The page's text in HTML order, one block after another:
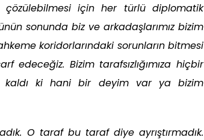
çözülebilmesi için her türlü diplomatik
sonunda biz ve arkadaşlarımız bizim
koridorlarındaki sorunların bitmesi
edeceğiz. Bizim tarafsızlığımıza hiçbir
kaldı ki hani bir deyim var ya bizim
O taraf bu taraf diye ayrıştırmadık.